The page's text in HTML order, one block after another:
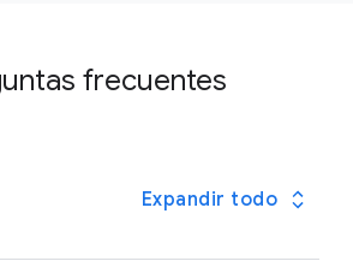
frecuentes
Expandir todo